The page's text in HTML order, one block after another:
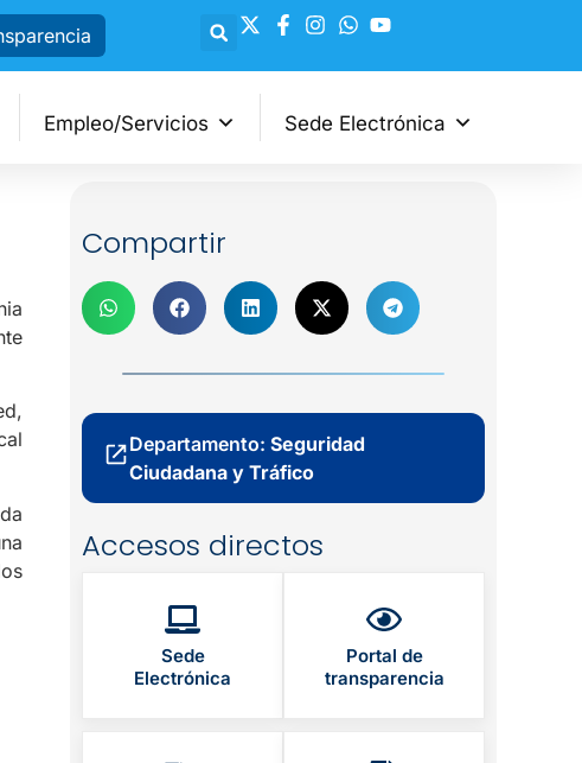
Empleo/Servicios Sede Electrónica
Compartir
Departamento: Seguridad
Ciudadana y Tráfico
Accesos directos
Sede
Electrónica
Portal de
transparencia